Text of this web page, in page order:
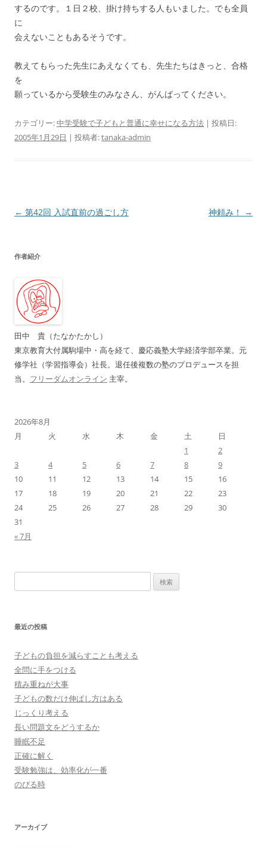
するのです。１日２校、掛け持ちする人もいました。でも全員
に
会えないこともあるそうです。
教えてもらった先生にあえなくても、先生たちはきっと、合格
を
願っているから受験生のみなさん、がんばってください。
カテゴリー:中学受験で子どもと普通に幸せになる方法 | 投稿日:
2005年1月29日 | 投稿者:tanaka-admin
投
ビ
ー
シ
ョ
ン
← 第42回 入試直前の過ごし方 神頼み！ →
作者紹介
田中 貴（たなかたかし）
東京教育大付属駒場中・高を経て、慶応義塾大学経済学部卒業。元
修学社（学習指導会）社長。退任後複数の塾のプロデュースを担
当。 フリーダムオンライン 主宰。
2026年8月
月
火 水 木 金 土
日
1
2
3
4 5 6 7 8
9
10
11 12 13 14 15
16
17
18 19 20 21 22
23
24
25 26 27 28 29
30
31
« 7月
索:
最近の投稿
子どもの負担を減らすことも考える
全問に手をつける
積み重ねが大事
子どもの数だけ伸ばし方はある
じっくり考える
長い問題文をどうするか
睡眠不足
正確に解く
受験勉強は、効率化が一番
のびる時
アーカイブ